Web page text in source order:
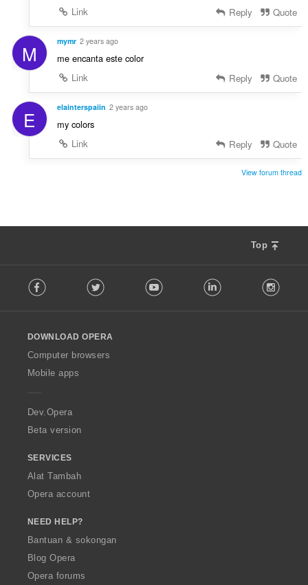
Link
Reply Quote
M mymr 2 years ago
me encanta este color
Link
Reply Quote
E elainterspaiin 2 years ago
my colors
Link
Reply Quote
View forum thread
Top
o
w
O
p
a
Facebook Twitter Youtube LinkedIn
DOWNLOAD OPERA
Computer browsers
Mobile apps
Dev.Opera
Beta version
SERVICES
Alat Tambah
Opera account
NEED HELP?
Bantuan & sokongan
Blog Opera
Opera forums